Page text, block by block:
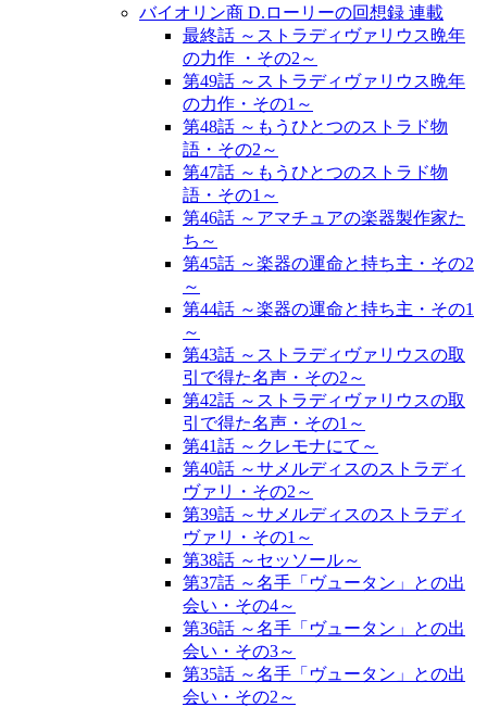
バイオリン商 D.ローリーの回想録 連載
最終話 ～ストラディヴァリウス晩年
の力作 ・その2～
第49話 ～ストラディヴァリウス晩年
の力作・その1～
第48話 ～もうひとつのストラド物
語・その2～
第47話 ～もうひとつのストラド物
語・その1～
第46話 ～アマチュアの楽器製作家た
ち～
第45話 ～楽器の運命と持ち主・その2
～
第44話 ～楽器の運命と持ち主・その1
～
第43話 ～ストラディヴァリウスの取
引で得た名声・その2～
第42話 ～ストラディヴァリウスの取
引で得た名声・その1～
第41話 ～クレモナにて～
第40話 ～サメルディスのストラディ
ヴァリ・その2～
第39話 ～サメルディスのストラディ
ヴァリ・その1～
第38話 ～セッソール～
第37話 ～名手「ヴュータン」との出
会い・その4～
第36話 ～名手「ヴュータン」との出
会い・その3～
第35話 ～名手「ヴュータン」との出
会い・その2～